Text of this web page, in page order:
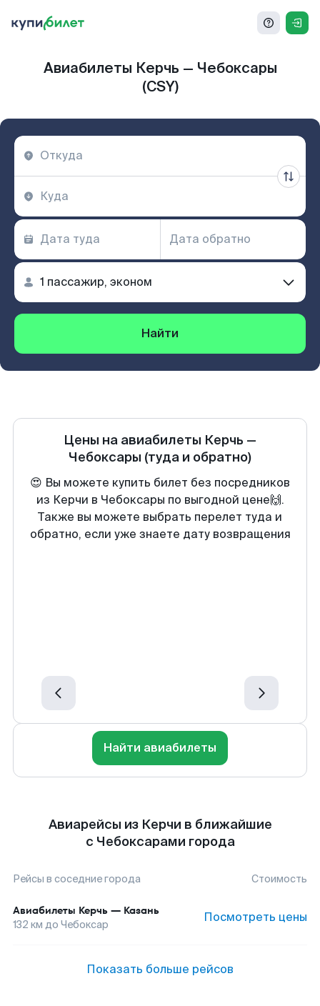
Авиабилеты Керчь — Чебоксары
(CSY)
Найти
Цены на авиабилеты Керчь —
Чебоксары (туда и обратно)
😍 Вы можете купить билет без посредников
из Керчи в Чебоксары по выгодной цене🙌.
Также вы можете выбрать перелет туда и
обратно, если уже знаете дату возвращения
Найти авиабилеты
Авиарейсы из Керчи в ближайшие
с Чебоксарами города
Рейсы в соседние города Стоимость
Авиабилеты Керчь — Казань
132 км до Чебоксар Посмотреть цены
Показать больше рейсов